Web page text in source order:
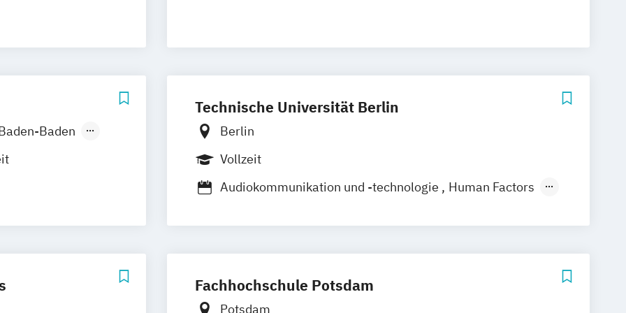
Baden
Wuppertal
für
Technische Universität Berlin
Berlin
Vollzeit
Audiokommunikation und -technologie
Human Factors
Medienwissenschaft Sprache und Kommunikation
Fachhochschule Potsdam
Potsdam